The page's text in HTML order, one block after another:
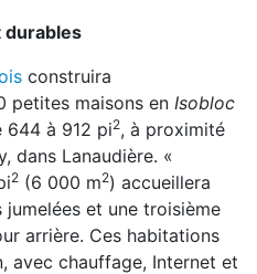
durables
construira
petites maisons en Isobloc
644 à 912 pi2, à proximité
dans Lanaudière. «
2 (6 000 m2) accueillera
et une troisième
arrière. Ces habitations
avec chauffage, Internet et